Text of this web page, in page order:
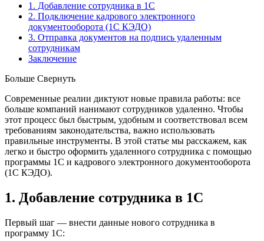
1. Добавление сотрудника в 1С
2. Подключение кадрового электронного
документооборота (1С КЭДО)
3. Отправка документов на подпись удаленным
сотрудникам
Заключение
Больше Свернуть
Современные реалии диктуют новые правила работы: все
больше компаний нанимают сотрудников удаленно. Чтобы
этот процесс был быстрым, удобным и соответствовал всем
требованиям законодательства, важно использовать
правильные инструменты. В этой статье мы расскажем, как
легко и быстро оформить удаленного сотрудника с помощью
программы 1С и кадрового электронного документооборота
(1С КЭДО).
1. Добавление сотрудника в 1С
Первый шаг — внести данные нового сотрудника в
программу 1С: